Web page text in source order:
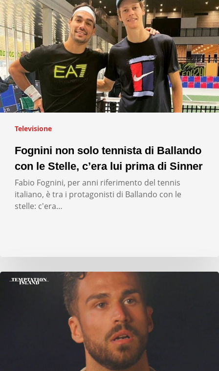
Televisione
Fognini non solo tennista di Ballando
con le Stelle, c’era lui prima di Sinner
Fabio Fognini, per anni riferimento del tennis
italiano, è tra i protagonisti di Ballando con le
stelle: c'era…